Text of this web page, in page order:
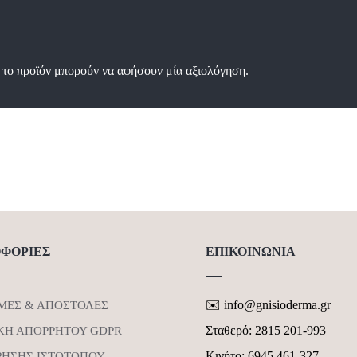
προϊόν μπορούν να αφήσουν μία αξιολόγηση.
& ΑΠΟΣΤΟΛΕΣ
ΑΠΟΡΡΗΤΟΥ GDPR
ΕΠΙΚΟΙΝΩΝΙΑ
✉️ info@gnisioderma.gr
Σταθερό: 2815 201-993